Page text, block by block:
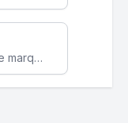
Renforcez l’identité de votre marque avec un design unique qui capte l’attention et engage vos clients.